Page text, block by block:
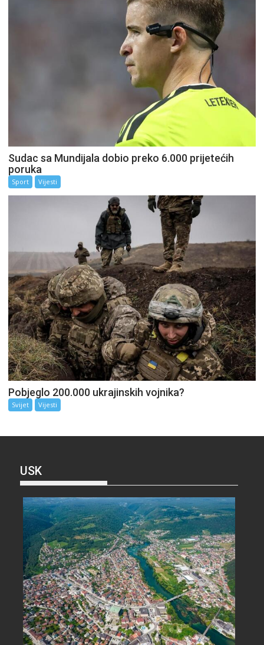
Sudac sa Mundijala dobio preko 6.000 prijetećih
poruka
Sport Vijesti
Pobjeglo 200.000 ukrajinskih vojnika?
Svijet Vijesti
USK